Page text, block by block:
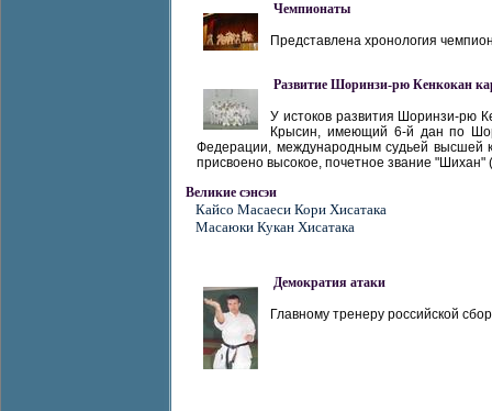
Чемпионаты
Представлена хронология
Развитие Шоринзи-рю Кенкокан
У истоков развития Шоринзи-рю
Крысин, имеющий 6-й дан по
Федерации, международным судьей высшей
присвоено высокое, почетное звание "Шихан"
Великие сэнсэи
Кайсо Масаеси Кори Хисатака
Масаюки Кукан Хисатака
Демократия атаки
Главному тренеру российской